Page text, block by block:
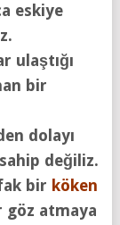
eskiye
ulaştığı
bir
dolayı
değiliz.
bir köken
göz atmaya